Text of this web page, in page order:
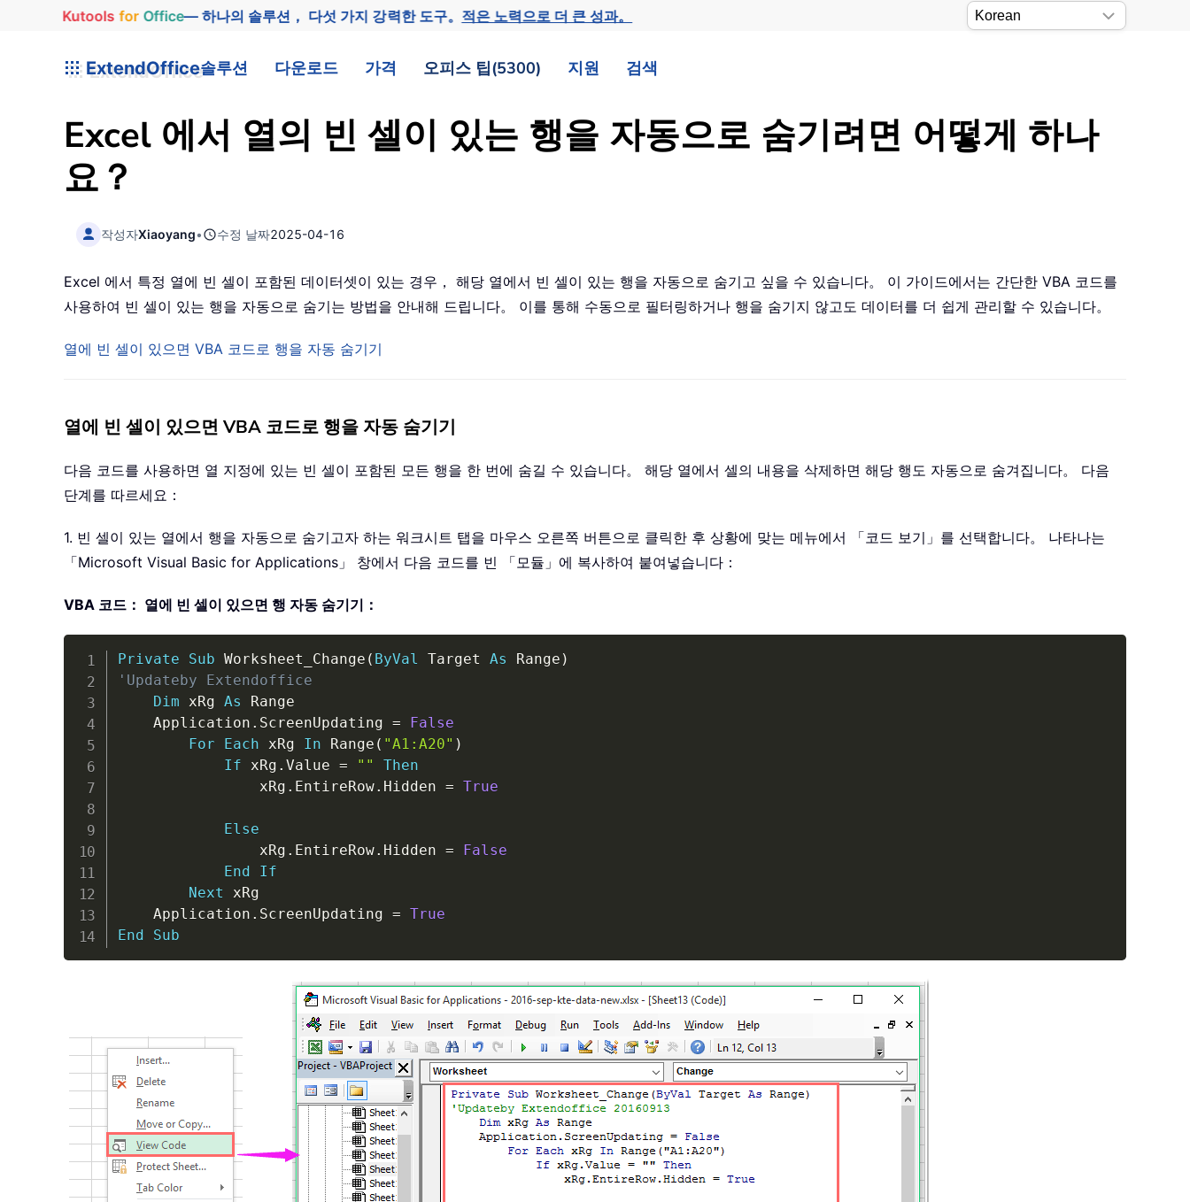
Kutools for Office— 하나의 솔루션， 다섯 가지 강력한 도구。적은 노력으로 더 큰 성과。
ExtendOffice솔루션 다운로드 가격 오피스 팁(5300) 지원 검색
Excel 에서 열의 빈 셀이 있는 행을 자동으로 숨기려면 어떻게 하나
요？
작성자Xiaoyang• 수정 날짜2025-04-16
Excel 에서 특정 열에 빈 셀이 포함된 데이터셋이 있는 경우， 해당 열에서 빈 셀이 있는 행을 자동으로 숨기고 싶을 수 있습니다。 이 가이드에서는 간단한 VBA 코드를
사용하여 빈 셀이 있는 행을 자동으로 숨기는 방법을 안내해 드립니다。 이를 통해 수동으로 필터링하거나 행을 숨기지 않고도 데이터를 더 쉽게 관리할 수 있습니다。
열에 빈 셀이 있으면 VBA 코드로 행을 자동 숨기기
열에 빈 셀이 있으면 VBA 코드로 행을 자동 숨기기
다음 코드를 사용하면 열 지정에 있는 빈 셀이 포함된 모든 행을 한 번에 숨길 수 있습니다。 해당 열에서 셀의 내용을 삭제하면 해당 행도 자동으로 숨겨집니다。 다음
단계를 따르세요：
1. 빈 셀이 있는 열에서 행을 자동으로 숨기고자 하는 워크시트 탭을 마우스 오른쪽 버튼으로 클릭한 후 상황에 맞는 메뉴에서 「코드 보기」를 선택합니다。 나타나는
「Microsoft Visual Basic for Applications」 창에서 다음 코드를 빈 「모듈」에 복사하여 붙여넣습니다：
VBA 코드： 열에 빈 셀이 있으면 행 자동 숨기기：
Private Sub Worksheet_Change ( ByVal Target As Range )
'Updateby Extendoffice
Dim xRg As Range
    Application
. ScreenUpdating =
False
For
Each xRg In Range ( "A1:A20" )
If xRg . Value = ""
Then
                xRg
. EntireRow. Hidden = True
Else
                xRg
. EntireRow. Hidden =
False
End
If
Next xRg
    Application
. ScreenUpdating = True
End
Sub